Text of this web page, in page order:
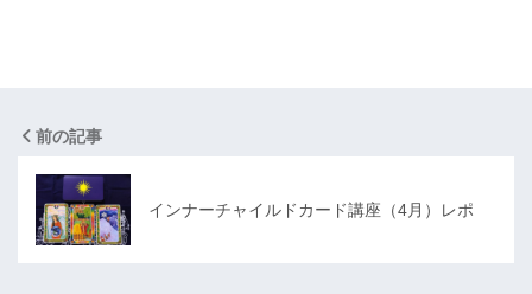
前の記事
インナーチャイルドカード講座（4月）レポ